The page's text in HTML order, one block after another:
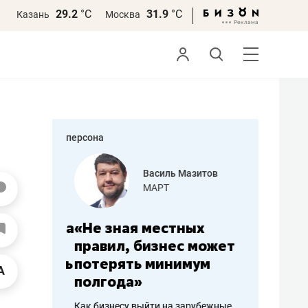
Казань 29.2 °С Москва 31.9 °С
персона
работа
Василь Мазитов
МАРТ
«Не зная местных
правил, бизнес может
потерять минимум
полгода»